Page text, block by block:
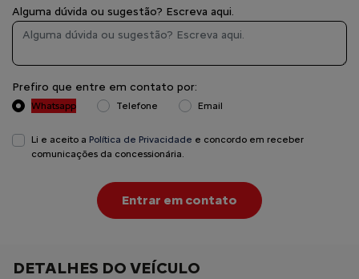
Alguma dúvida ou sugestão? Escreva aqui.
Prefiro que entre em contato por:
Whatsapp Telefone Email
Li e aceito a Política de Privacidade e concordo em receber
comunicações da concessionária.
Entrar em contato
DETALHES DO VEÍCULO